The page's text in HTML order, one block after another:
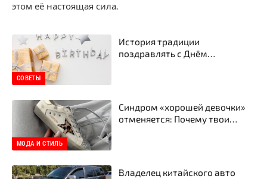
этом её настоящая сила.
СОВЕТЫ
История традиции
поздравлять с Днём
МОДА И СТИЛЬ
Синдром «хорошей девочки»
отменяется: Почему твои
Владелец китайского авто